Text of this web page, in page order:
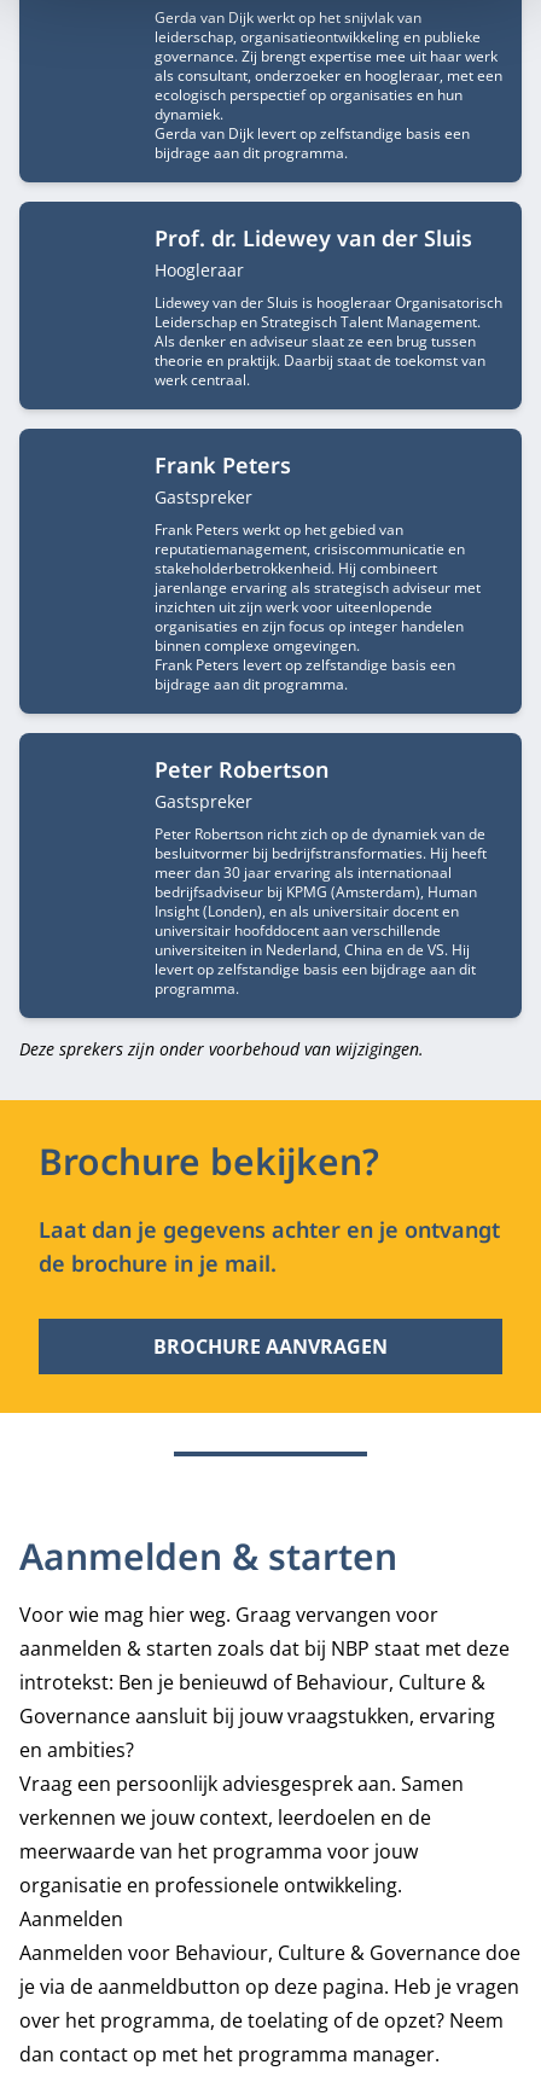
Gerda van Dijk werkt op het snijvlak van
leiderschap, organisatieontwikkeling en publieke
governance. Zij brengt expertise mee uit haar werk
als consultant, onderzoeker en hoogleraar, met een
ecologisch perspectief op organisaties en hun
dynamiek.
Gerda van Dijk levert op zelfstandige basis een
bijdrage aan dit programma.
Prof. dr. Lidewey van der Sluis
Functietitel
Hoogleraar
Lidewey van der Sluis is hoogleraar Organisatorisch
Leiderschap en Strategisch Talent Management.
Als denker en adviseur slaat ze een brug tussen
theorie en praktijk. Daarbij staat de toekomst van
werk centraal.
Frank Peters
Functietitel
Gastspreker
Frank Peters werkt op het gebied van
reputatiemanagement, crisiscommunicatie en
stakeholderbetrokkenheid. Hij combineert
jarenlange ervaring als strategisch adviseur met
inzichten uit zijn werk voor uiteenlopende
organisaties en zijn focus op integer handelen
binnen complexe omgevingen.
Frank Peters levert op zelfstandige basis een
bijdrage aan dit programma.
Peter Robertson
Functietitel
Gastspreker
Peter Robertson richt zich op de dynamiek van de
besluitvormer bij bedrijfstransformaties. Hij heeft
meer dan 30 jaar ervaring als internationaal
bedrijfsadviseur bij KPMG (Amsterdam), Human
Insight (Londen), en als universitair docent en
universitair hoofddocent aan verschillende
universiteiten in Nederland, China en de VS. Hij
levert op zelfstandige basis een bijdrage aan dit
programma.
Deze sprekers zijn onder voorbehoud van wijzigingen.
Brochure bekijken?
Laat dan je gegevens achter en je ontvangt
de brochure in je mail.
BROCHURE AANVRAGEN
Aanmelden & starten
Voor wie mag hier weg. Graag vervangen voor
aanmelden & starten zoals dat bij NBP staat met deze
introtekst: Ben je benieuwd of Behaviour, Culture &
Governance aansluit bij jouw vraagstukken, ervaring
en ambities?
Vraag een persoonlijk adviesgesprek aan. Samen
verkennen we jouw context, leerdoelen en de
meerwaarde van het programma voor jouw
organisatie en professionele ontwikkeling.
Aanmelden
Aanmelden voor Behaviour, Culture & Governance doe
je via de aanmeldbutton op deze pagina. Heb je vragen
over het programma, de toelating of de opzet? Neem
dan contact op met het programma manager.